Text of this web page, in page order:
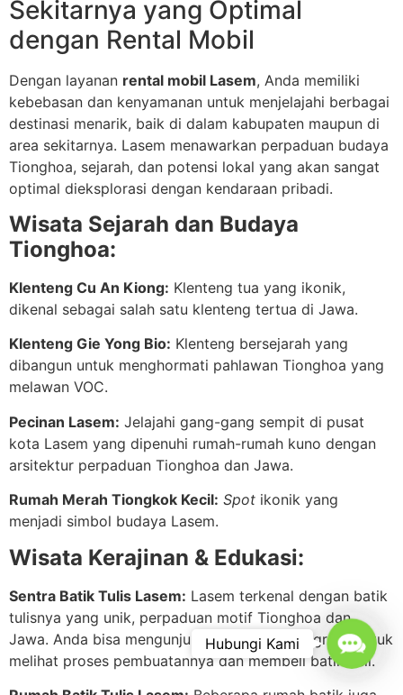
Sekitarnya yang Optimal
dengan Rental Mobil
Dengan layanan rental mobil Lasem, Anda memiliki
kebebasan dan kenyamanan untuk menjelajahi berbagai
destinasi menarik, baik di dalam kabupaten maupun di
area sekitarnya. Lasem menawarkan perpaduan budaya
Tionghoa, sejarah, dan potensi lokal yang akan sangat
optimal dieksplorasi dengan kendaraan pribadi.
Wisata Sejarah dan Budaya
Tionghoa:
Klenteng Cu An Kiong: Klenteng tua yang ikonik,
dikenal sebagai salah satu klenteng tertua di Jawa.
Klenteng Gie Yong Bio: Klenteng bersejarah yang
dibangun untuk menghormati pahlawan Tionghoa yang
melawan VOC.
Pecinan Lasem: Jelajahi gang-gang sempit di pusat
kota Lasem yang dipenuhi rumah-rumah kuno dengan
arsitektur perpaduan Tionghoa dan Jawa.
Rumah Merah Tiongkok Kecil: Spot ikonik yang
menjadi simbol budaya Lasem.
Wisata Kerajinan & Edukasi:
Sentra Batik Tulis Lasem: Lasem terkenal dengan batik
tulisnya yang unik, perpaduan motif Tionghoa dan
Jawa. Anda bisa mengunjungiworkshoppengrajin untuk
melihat proses pembuatannya dan membeli batik asli.
Hubungi Kami